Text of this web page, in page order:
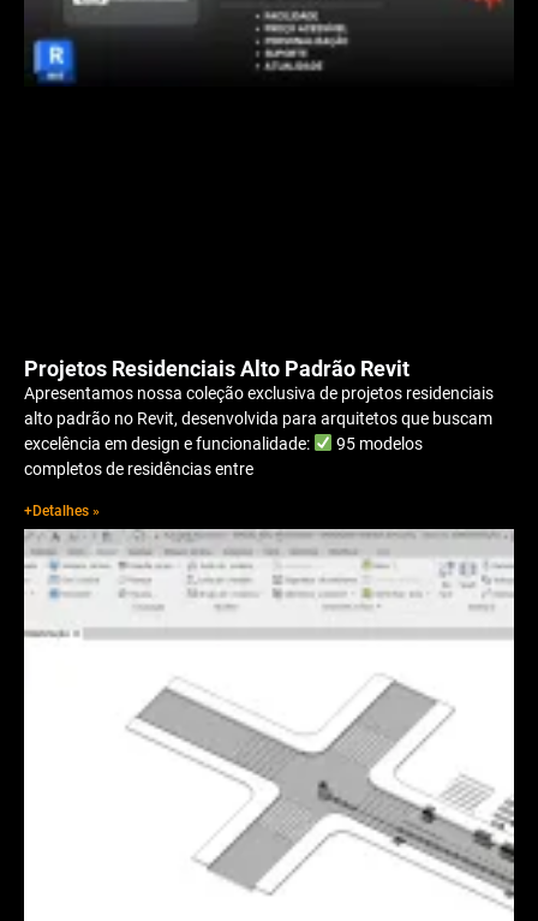
Projetos Residenciais Alto Padrão Revit
Apresentamos nossa coleção exclusiva de projetos residenciais
alto padrão no Revit, desenvolvida para arquitetos que buscam
excelência em design e funcionalidade:
95 modelos
completos de residências entre
+Detalhes »